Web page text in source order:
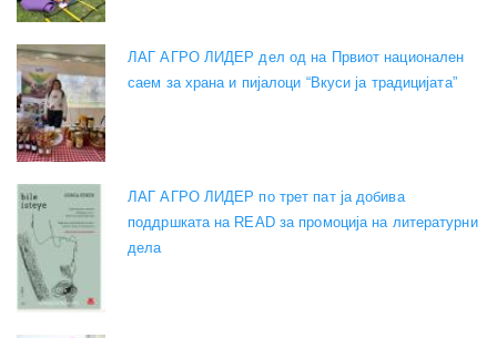
ЛАГ АГРО ЛИДЕР дел од на Првиот национален
саем за храна и пијалоци “Вкуси ја традицијата”
ЛАГ АГРО ЛИДЕР по трет пат ја добива
поддршката на READ за промоција на литературни
дела